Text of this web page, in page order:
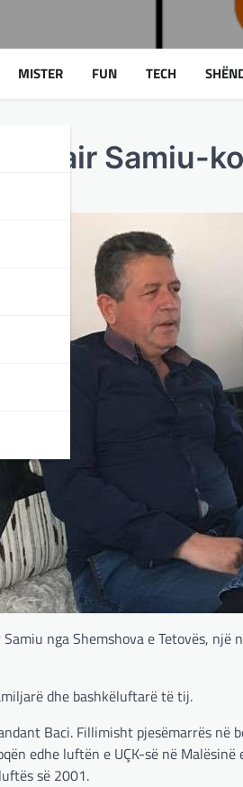
MISTER FUN TECH
Izair Samiu-
nga Shemshova e Tetovës,
dhe bashkëluftarë të tij.
Baci. Fillimisht pjesëmarrës në
edhe luftën e UÇK-së në
së 2001.